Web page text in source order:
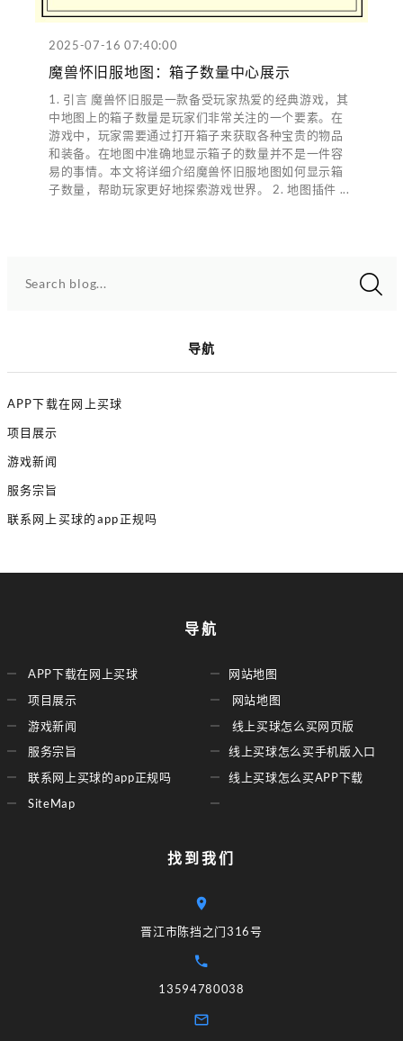
2025-07-16 07:40:00
魔兽怀旧服地图：箱子数量中心展示
1. 引言 魔兽怀旧服是一款备受玩家热爱的经典游戏，其
中地图上的箱子数量是玩家们非常关注的一个要素。在
游戏中，玩家需要通过打开箱子来获取各种宝贵的物品
和装备。在地图中准确地显示箱子的数量并不是一件容
易的事情。本文将详细介绍魔兽怀旧服地图如何显示箱
子数量，帮助玩家更好地探索游戏世界。 2. 地图插件 ...
Search blog...
导航
APP下载在网上买球
项目展示
游戏新闻
服务宗旨
联系网上买球的app正规吗
导航
APP下载在网上买球
项目展示
游戏新闻
服务宗旨
联系网上买球的app正规吗
SiteMap
网站地图
网站地图
线上买球怎么买网页版
线上买球怎么买手机版入口
线上买球怎么买APP下载
找到我们
晋江市陈挡之门316号
13594780038